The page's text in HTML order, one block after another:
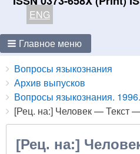
ENG
Главное меню
Breadcrumbs
You
are
here:
Вопросы языкознания
Архив выпусков
Вопросы языкознания.
[Рец. на:] Человек — Текст
[Рец. на:]